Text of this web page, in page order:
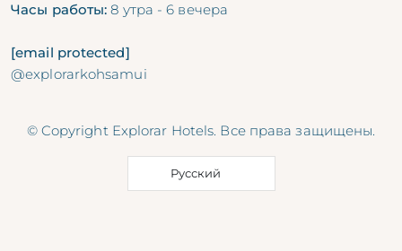
Часы работы: 8 утра - 6 вечера
[email protected]
@explorarkohsamui
© Copyright Explorar Hotels. Все права защищены.
Русский